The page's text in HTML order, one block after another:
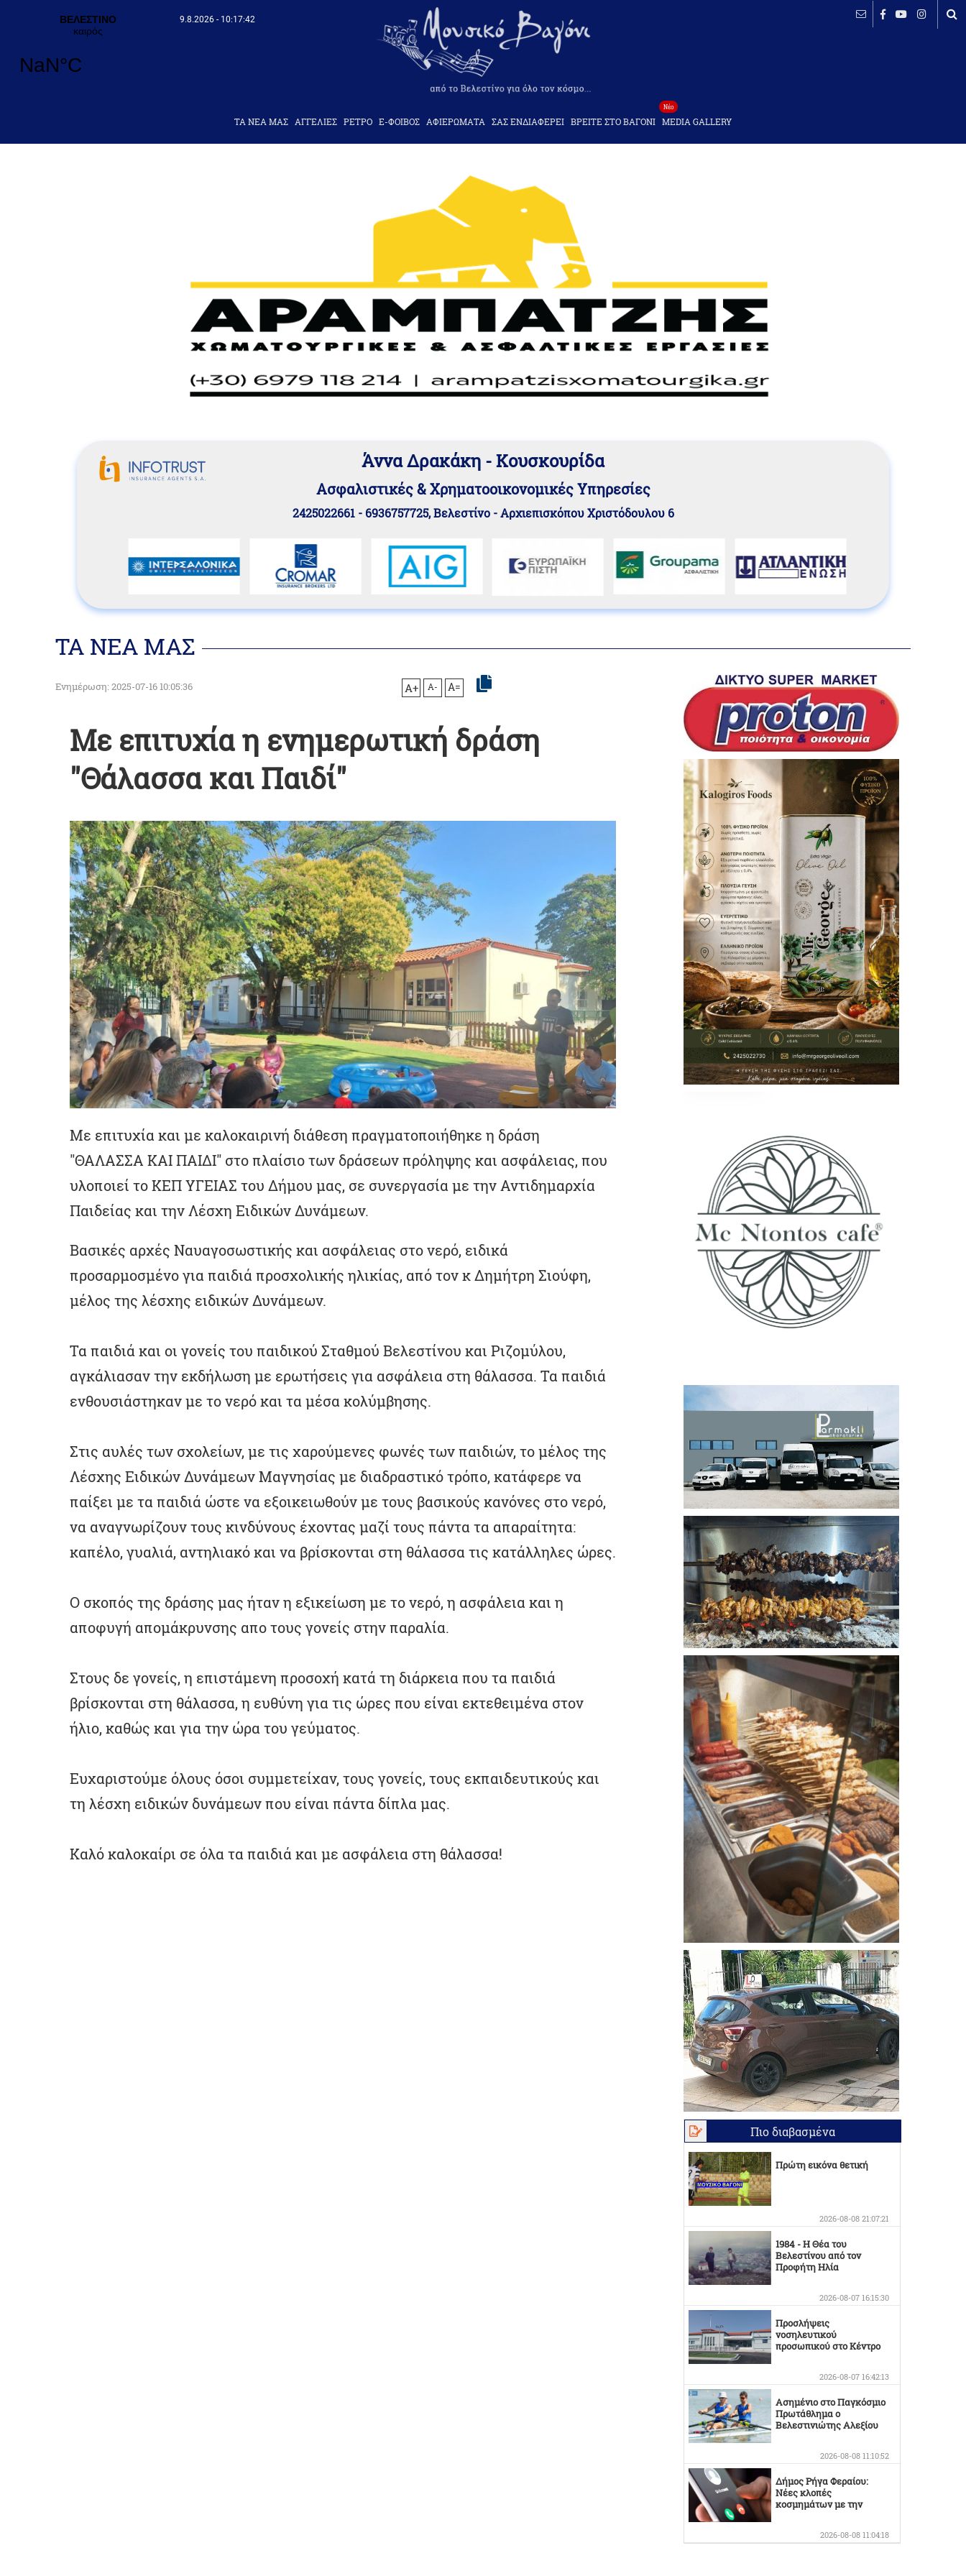
9.8.2026 - 10:17:43
ΤΑ ΝΕΑ ΜΑΣ AΓΓΕΛΙΕΣ ΡΕΤΡΟ Ε-ΦΟΙΒΟΣ ΑΦΙΕΡΩΜΑΤΑ ΣΑΣ ΕΝΔΙΑΦΕΡΕΙ ΒΡΕΙΤΕ ΣΤΟ ΒΑΓΟΝΙ
Νέο
MEDIA GALLERY
Άννα Δρακάκη - Κουσκουρίδα
Aσφαλιστικές & Χρηματοοικονομικές Υπηρεσίες
2425022661 - 6936757725, Βελεστίνο - Αρχιεπισκόπου Χριστόδουλου 6
ΤΑ ΝΕΑ ΜΑΣ
Ενημέρωση: 2025-07-16 10:05:36 A+ A- A=
Με επιτυχία η ενημερωτική δράση
"Θάλασσα και Παιδί"
Με επιτυχία και με καλοκαιρινή διάθεση πραγματοποιήθηκε η δράση
"ΘΑΛΑΣΣΑ ΚΑΙ ΠΑΙΔΙ" στο πλαίσιο των δράσεων πρόληψης και ασφάλειας, που
υλοποιεί το ΚΕΠ ΥΓΕΙΑΣ του Δήμου μας, σε συνεργασία με την Αντιδημαρχία
Παιδείας και την Λέσχη Ειδικών Δυνάμεων.
Βασικές αρχές Ναυαγοσωστικής και ασφάλειας στο νερό, ειδικά
προσαρμοσμένο για παιδιά προσχολικής ηλικίας, από τον κ Δημήτρη Σιούφη,
μέλος της λέσχης ειδικών Δυνάμεων.
Τα παιδιά και οι γονείς του παιδικού Σταθμού Βελεστίνου και Ριζομύλου,
αγκάλιασαν την εκδήλωση με ερωτήσεις για ασφάλεια στη θάλασσα. Τα παιδιά
ενθουσιάστηκαν με το νερό και τα μέσα κολύμβησης.
Στις αυλές των σχολείων, με τις χαρούμενες φωνές των παιδιών, το μέλος της
Λέσχης Ειδικών Δυνάμεων Μαγνησίας με διαδραστικό τρόπο, κατάφερε να
παίξει με τα παιδιά ώστε να εξοικειωθούν με τους βασικούς κανόνες στο νερό,
να αναγνωρίζουν τους κινδύνους έχοντας μαζί τους πάντα τα απαραίτητα:
καπέλο, γυαλιά, αντηλιακό και να βρίσκονται στη θάλασσα τις κατάλληλες ώρες.
Ο σκοπός της δράσης μας ήταν η εξικείωση με το νερό, η ασφάλεια και η
αποφυγή απομάκρυνσης απο τους γονείς στην παραλία.
Στους δε γονείς, η επιστάμενη προσοχή κατά τη διάρκεια που τα παιδιά
βρίσκονται στη θάλασσα, η ευθύνη για τις ώρες που είναι εκτεθειμένα στον
ήλιο, καθώς και για την ώρα του γεύματος.
Ευχαριστούμε όλους όσοι συμμετείχαν, τους γονείς, τους εκπαιδευτικούς και
τη λέσχη ειδικών δυνάμεων που είναι πάντα δίπλα μας.
Καλό καλοκαίρι σε όλα τα παιδιά και με ασφάλεια στη θάλασσα!
Πιο διαβασμένα
Πρώτη εικόνα θετική
2026-08-08 21:07:21
1984 - Η Θέα του
Βελεστίνου από τον
Προφήτη Ηλία
2026-08-07 16:15:30
Προσλήψεις
νοσηλευτικού
προσωπικού στο Κέντρο
2026-08-07 16:42:13
Ασημένιο στο Παγκόσμιο
Πρωτάθλημα ο
Βελεστινιώτης Αλεξίου
2026-08-08 11:10:52
Δήμος Ρήγα Φεραίου:
Νέες κλοπές
κοσμημάτων με την
2026-08-08 11:04:18